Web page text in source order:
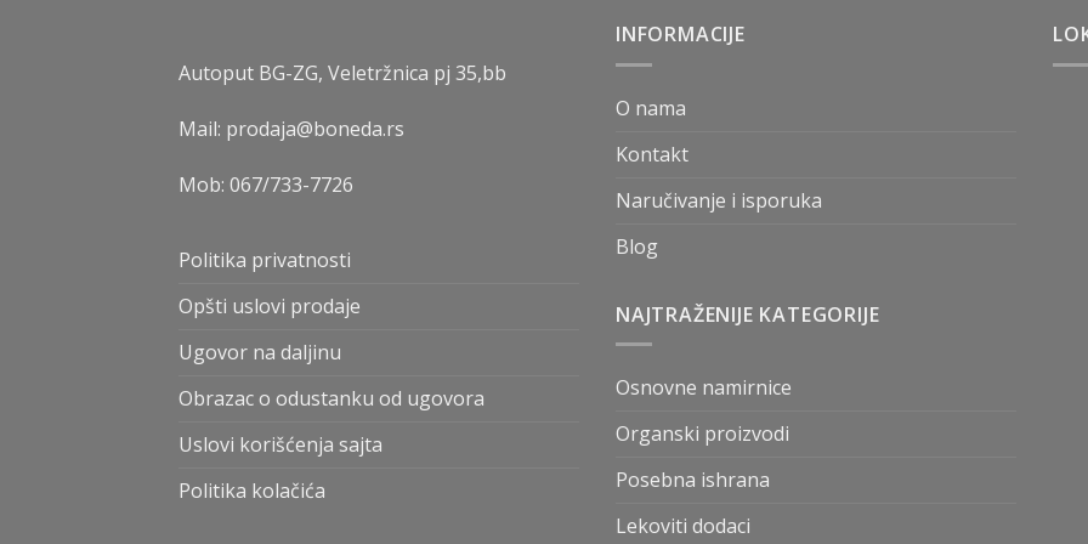
Autoput BG-ZG, Veletržnica pj 35,bb
Mail: prodaja@boneda.rs
Mob: 067/733-7726
Politika privatnosti
Opšti uslovi prodaje
Ugovor na daljinu
Obrazac o odustanku od ugovora
Uslovi korišćenja sajta
Politika kolačića
INFORMACIJE
O nama
Kontakt
Naručivanje i isporuka
Blog
NAJTRAŽENIJE KATEGORIJE
Osnovne namirnice
Organski proizvodi
Posebna ishrana
Lekoviti dodaci